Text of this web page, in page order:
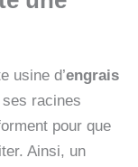
usine d’engrais
racines
pour que
Ainsi, un